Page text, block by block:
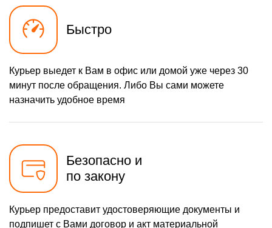
Ремонт разъема
наушников
Ремонт микросхемы GPS
Ремонт Wi-Fi модуля
880 р
Ремонт кнопки питания
550 р
Ремонт задней крышки
Замена микросхемы
питания
1100 р
Быстро
Курьер выедет к Вам в офис или домой уже через 30
минут после обращения. Либо Вы сами можете
назначить удобное время
Безопасно и
по закону
Курьер предоставит удостоверяющие документы и
подпишет с Вами договор и акт материальной